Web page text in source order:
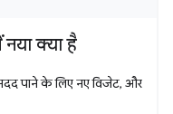
क्या है
पाने के लिए नए विजेट, और